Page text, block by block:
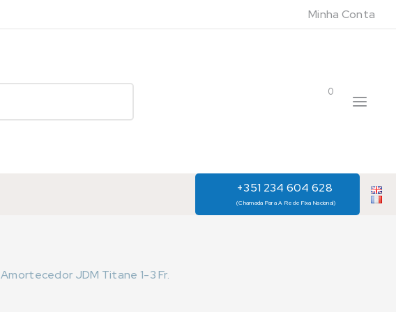
Minha Conta
0
+351 234 604 628
(Chamada Para A Rede Fixa Nacional)
Amortecedor JDM Titane 1-3 Fr.